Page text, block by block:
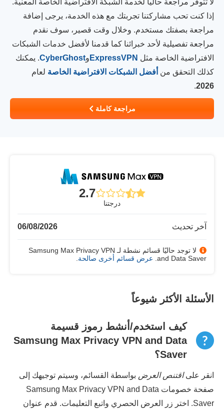
لا تتوفر مراجعة حالياً لخدمة الشبكة الافتراضية الخاصة المعنية.
إذا كنت تحب مشاركتنا تجربتك مع هذه الخدمة، يرجى إضافة
مراجعة بصفتك مستخدم. وخلال وقت قصير، سوف نقدم
مراجعة تفصيلية لأحد خبرائنا كما قدمنا لأفضل خدمات الشبكات
الافتراضية الخاصة مثل ExpressVPN وCyberGhost. يمكنك
كذلك التحقق من أفضل الشبكات الافتراضية الخاصة لعام
2026
.
مراجعة كاملة
2.7
درجتنا
آخر تحديث 06/08/2026
لا توجد حاليًا قسائم نشطة لـ Samsung Max Privacy VPN
and Data Saver. عرض قسائم أخرى صالحة
الأسئلة الأكثر شيوعاً
كيف استخدم/أنشط رموز قسيمة
Samsung Max Privacy VPN and Data
Saver؟
انقر علىاقتنص العرض بواسطة القسائم، وسيتم توجيهك إلى
صفحة خصومات Samsung Max Privacy VPN and Data
Saver. اختر زر العرض الحصري واتبع التعليمات. قدم عنوان